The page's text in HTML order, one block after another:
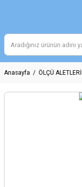
Anasayfa ÖLÇÜ ALETLERİ